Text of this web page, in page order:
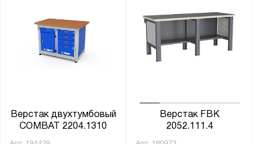
Верстак двухтумбовый
COMBAT 2204.1310
Верстак FBK
2052.111.4